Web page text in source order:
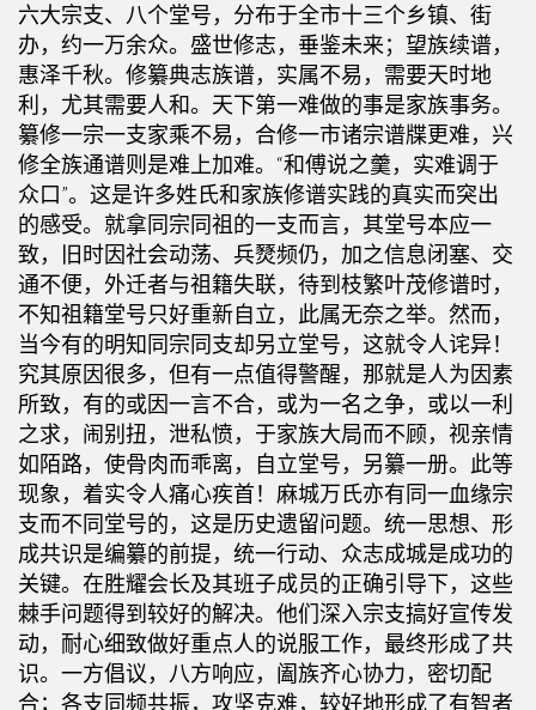
六大宗支、八个堂号，分布于全市十三个乡镇、街
办，约一万余众。盛世修志，垂鉴未来；望族续谱，
惠泽千秋。修纂典志族谱，实属不易，需要天时地
利，尤其需要人和。天下第一难做的事是家族事务。
纂修一宗一支家乘不易，合修一市诸宗谱牒更难，兴
修全族通谱则是难上加难。“和傅说之羹，实难调于
众口”。这是许多姓氏和家族修谱实践的真实而突出
的感受。就拿同宗同祖的一支而言，其堂号本应一
致，旧时因社会动荡、兵燹频仍，加之信息闭塞、交
通不便，外迁者与祖籍失联，待到枝繁叶茂修谱时，
不知祖籍堂号只好重新自立，此属无奈之举。然而，
当今有的明知同宗同支却另立堂号，这就令人诧异！
究其原因很多，但有一点值得警醒，那就是人为因素
所致，有的或因一言不合，或为一名之争，或以一利
之求，闹别扭，泄私愤，于家族大局而不顾，视亲情
如陌路，使骨肉而乖离，自立堂号，另纂一册。此等
现象，着实令人痛心疾首！麻城万氏亦有同一血缘宗
支而不同堂号的，这是历史遗留问题。统一思想、形
成共识是编纂的前提，统一行动、众志成城是成功的
关键。在胜耀会长及其班子成员的正确引导下，这些
棘手问题得到较好的解决。他们深入宗支搞好宣传发
动，耐心细致做好重点人的说服工作，最终形成了共
识。一方倡议，八方响应，阖族齐心协力，密切配
合；各支同频共振，攻坚克难，较好地形成了有智者